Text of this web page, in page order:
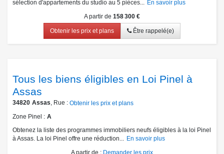
sélection d'appartements du studio au 5 pièces...
En savoir plus
A partir de 158 300 €
Obtenir les prix et plans Être rappelé(e)
Tous les biens éligibles en Loi Pinel à
Assas
34820 Assas , Rue : Obtenir les prix et plans
Zone Pinel
A
Obtenez la liste des programmes immobiliers neufs éligibles à la loi Pinel
à Assas. La loi Pinel offre une réduction...
En savoir plus
A partir de : Demander les prix